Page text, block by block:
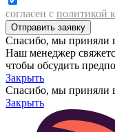
согласен с политикой
Спасибо, мы приняли
Наш менеджер
чтобы обсудить
Закрыть
Спасибо, мы приняли
Закрыть